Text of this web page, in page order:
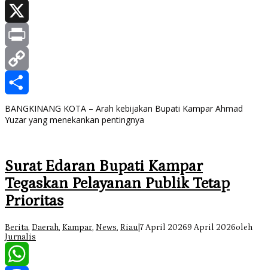
Facebook
X
Print
Copy
Link
Share
BANGKINANG KOTA – Arah kebijakan Bupati Kampar Ahmad
Yuzar yang menekankan pentingnya
Surat Edaran Bupati Kampar
Tegaskan Pelayanan Publik Tetap
Prioritas
Berita, Daerah, Kampar, News, Riau 7 April 20269 April 2026oleh
Jurnalis